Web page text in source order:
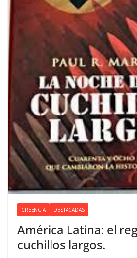
CREENCIA DESTACADAS
América Latina: el
cuchillos largos.